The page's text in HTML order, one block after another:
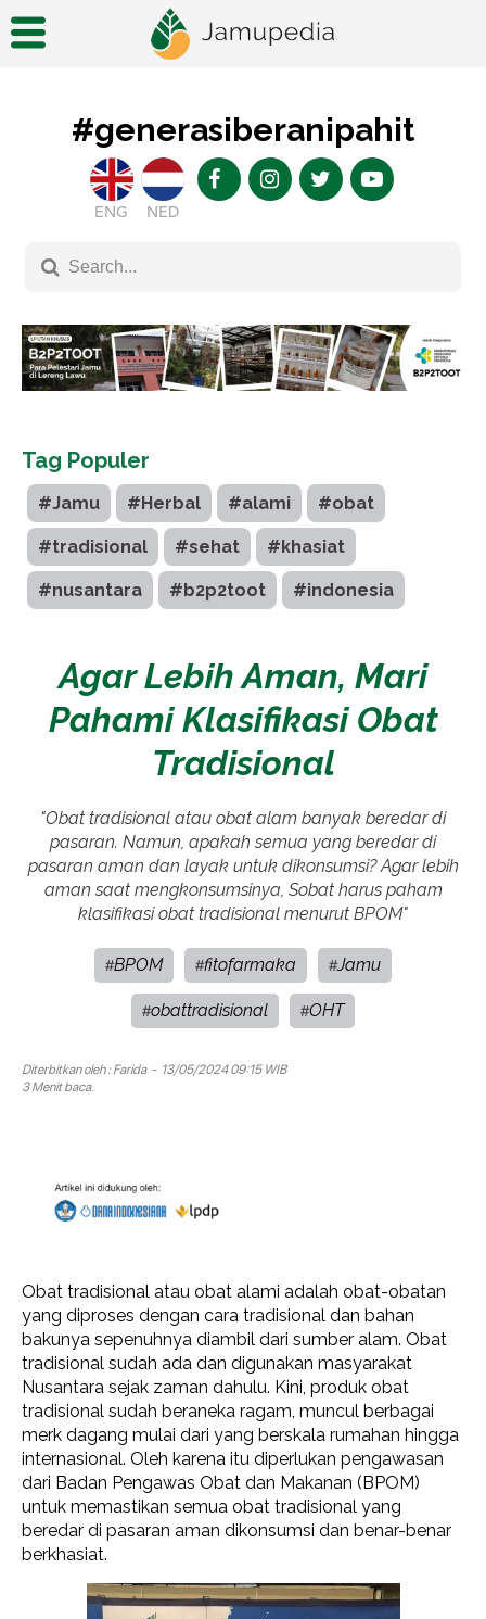
#generasiberanipahit
ENG NED
Tag Populer
#Jamu #Herbal #alami #obat
#tradisional #sehat #khasiat
#nusantara #b2p2toot #indonesia
Agar Lebih Aman, Mari
Pahami Klasifikasi Obat
Tradisional
"Obat tradisional atau obat alam banyak beredar di
pasaran. Namun, apakah semua yang beredar di
pasaran aman dan layak untuk dikonsumsi? Agar lebih
aman saat mengkonsumsinya, Sobat harus paham
klasifikasi obat tradisional menurut BPOM"
#BPOM #fitofarmaka #Jamu
#obattradisional #OHT
Diterbitkan oleh : Farida- 13/05/2024 09:15 WIB
3 Menit baca.
Obat tradisional atau obat alami adalah obat-obatan
yang diproses dengan cara tradisional dan bahan
bakunya sepenuhnya diambil dari sumber alam. Obat
tradisional sudah ada dan digunakan masyarakat
Nusantara sejak zaman dahulu. Kini, produk obat
tradisional sudah beraneka ragam, muncul berbagai
merk dagang mulai dari yang berskala rumahan hingga
internasional. Oleh karena itu diperlukan pengawasan
dari Badan Pengawas Obat dan Makanan (BPOM)
untuk memastikan semua obat tradisional yang
beredar di pasaran aman dikonsumsi dan benar-benar
berkhasiat.